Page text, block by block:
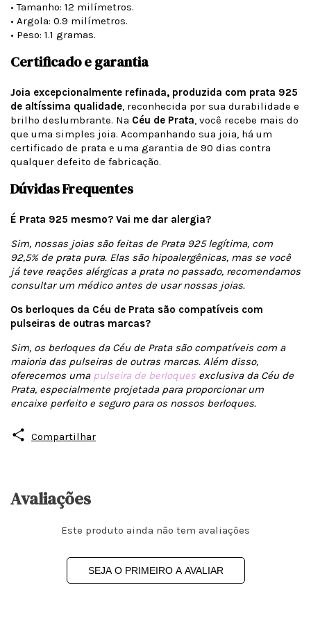
• Tamanho: 12 milímetros.
• Argola: 0.9 milímetros.
• Peso: 1.1 gramas.
Certificado e garantia
Joia excepcionalmente refinada, produzida com prata 925
de altíssima qualidade, reconhecida por sua durabilidade e
brilho deslumbrante. Na Céu de Prata, você recebe mais do
que uma simples joia. Acompanhando sua joia, há um
certificado de prata e uma garantia de 90 dias contra
qualquer defeito de fabricação.
Dúvidas Frequentes
É Prata 925 mesmo? Vai me dar alergia?
Sim, nossas joias são feitas de Prata 925 legítima, com
92,5% de prata pura. Elas são hipoalergênicas, mas se você
já teve reações alérgicas a prata no passado, recomendamos
consultar um médico antes de usar nossas joias.
Os berloques da Céu de Prata são compatíveis com
pulseiras de outras marcas?
Sim, os berloques da Céu de Prata são compatíveis com a
maioria das pulseiras de outras marcas. Além disso,
oferecemos uma pulseira de berloques exclusiva da Céu de
Prata, especialmente projetada para proporcionar um
encaixe perfeito e seguro para os nossos berloques.
Compartilhar
Avaliações
Este produto ainda não tem avaliações
SEJA O PRIMEIRO A AVALIAR